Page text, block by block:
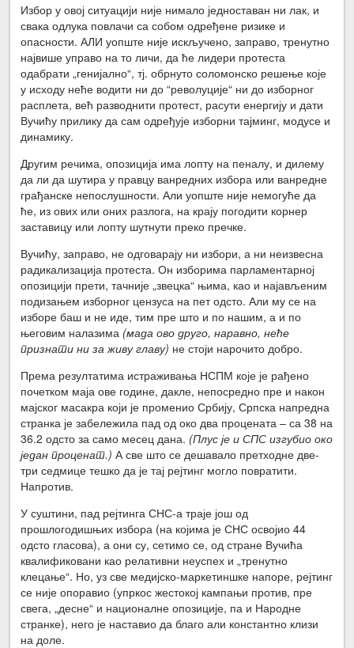
Избор у овој ситуацији није нимало једноставан ни лак, и
свака одлука повлачи са собом одређене ризике и
опасности. АЛИ уопште није искључено, заправо, тренутно
највише управо на то личи, да ће лидери протеста
одабрати „генијално“, тј. обрнуто соломонско решење које
у исходу неће водити ни до “револуције“ ни до изборног
расплета, већ разводнити протест, расути енергију и дати
Вучићу прилику да сам одређује изборни тајминг, модусе и
динамику.
Другим речима, опозиција има лопту на пеналу, и дилему
да ли да шутира у правцу ванредних избора или ванредне
грађанске непослушности. Али уопште није немогуће да
ће, из ових или оних разлога, на крају погодити корнер
заставицу или лопту шутнути преко пречке.
Вучићу, заправо, не одговарају ни избори, а ни неизвесна
радикализација протеста. Он изборима парламентарној
опозицији прети, тачније „звецка“ њима, као и најављеним
подизањем изборног цензуса на пет одсто. Али му се на
изборе баш и не иде, тим пре што и по нашим, а и по
његовим налазима (мада ово друго, наравно, неће
признати ни за живу главу) не стоји нарочито добро.
Према резултатима истраживања НСПМ које је рађено
почетком маја ове године, дакле, непосредно пре и након
мајског масакра који је променио Србију, Српска напредна
странка је забележила пад од око два процената – са 38 на
36.2 одсто за само месец дана. (Плус је и СПС изгубио око
један проценат.) А све што се дешавало претходне две-
три седмице тешко да је тај рејтинг могло повратити.
Напротив.
У суштини, пад рејтинга СНС-а траје још од
прошлогодишњих избора (на којима је СНС освојио 44
одсто гласова), а они су, сетимо се, од стране Вучића
квалификовани као релативни неуспех и „тренутно
клецање“. Но, уз све медијско-маркетиншке напоре, рејтинг
се није опоравио (упркос жестокој кампањи против, пре
свега, „десне“ и националне опозиције, па и Народне
странке), него је наставио да благо али константно клизи
на доле.